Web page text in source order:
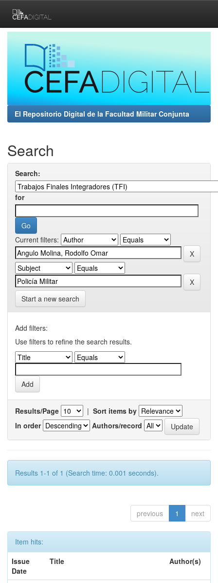
navigation
El Repositorio Digital de la Facultad Militar Conjunta
Search
Search:
for
Current filters:
Start a new search
Add filters:
Use filters to refine the search results.
Results/Page | Sort items by
In order
Authors/record
Results 1-1 of 1 (Search time: 0.001 seconds).
previous 1 next
Item hits:
Issue
Date
Title Author(s)